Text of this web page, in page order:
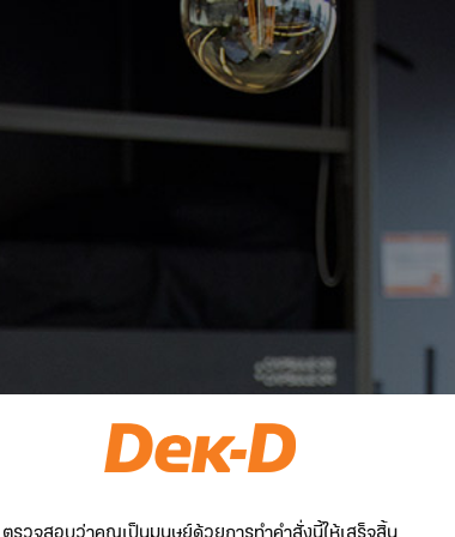
ตรวจสอบว่าคุณเป็นมนุษย์ด้วยการทำคำสั่งนี้ให้เสร็จสิ้น